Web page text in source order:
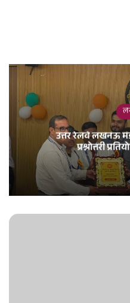
उत्तर रेलवे लखनऊ
प्रश्नोत्तरी